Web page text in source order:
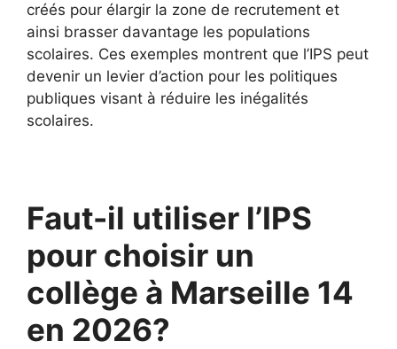
créés pour élargir la zone de recrutement et
ainsi brasser davantage les populations
scolaires. Ces exemples montrent que l’IPS peut
devenir un levier d’action pour les politiques
publiques visant à réduire les inégalités
scolaires.
Faut-il utiliser l’IPS
pour choisir un
collège à Marseille 14
en 2026?